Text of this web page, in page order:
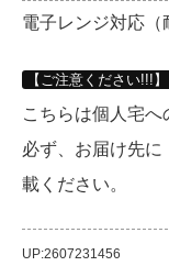
電子レンジ対応（
【ご注意ください!!!】
こちらは個人宅へ
必ず、お届け先に
載ください。
UP:2607231456